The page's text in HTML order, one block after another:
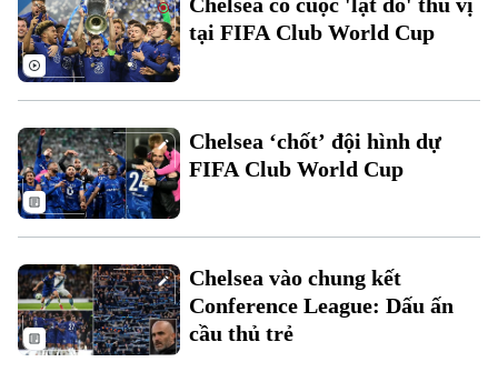
Tư vấn sức khỏe
Quần vợt
Tin tức
Sao
Điện ảnh
Thời trang
Đã phát sóng
tại FIFA Club World Cup
Chelsea ‘chốt’ đội hình dự
FIFA Club World Cup
Chelsea vào chung kết
Conference League: Dấu ấn
cầu thủ trẻ